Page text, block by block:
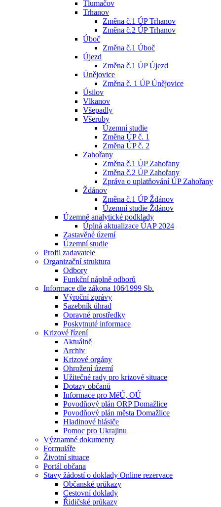
Tlumačov
Trhanov
Změna č.1 ÚP Trhanov
Změna č.2 ÚP Trhanov
Úboč
Změna č.1 Úboč
Újezd
Změna č.1 ÚP Újezd
Únějovice
Změna č. 1 ÚP Únějovice
Úsilov
Vlkanov
Všepadly
Všeruby
Územní studie
Změna ÚP č. 1
Změna ÚP č. 2
Zahořany
Změna č.1 ÚP Zahořany
Změna č.2 ÚP Zahořany
Zpráva o uplatňování ÚP Zahořany
Ždánov
Změna č.1 ÚP Ždánov
Územní studie Ždánov
Územně analytické podklady
Úplná aktualizace ÚAP 2024
Zastavěné území
Územní studie
Profil zadavatele
Organizační struktura
Odbory
Funkční náplně odborů
Informace dle zákona 106⁄1999 Sb.
Výroční zprávy
Sazebník úhrad
Opravné prostředky
Poskytnuté informace
Krizové řízení
Aktuálně
Archiv
Krizové orgány
Ohrožení území
Užitečné rady pro krizové situace
Dotazy občanů
Informace pro MěÚ, OÚ
Povodňový plán ORP Domažlice
Povodňový plán města Domažlice
Hladinové hlásiče
Pomoc pro Ukrajinu
Významné dokumenty
Formuláře
Životní situace
Portál občana
Stavy žádostí o doklady Online rezervace
Občanské průkazy
Cestovní doklady
Řidičské průkazy